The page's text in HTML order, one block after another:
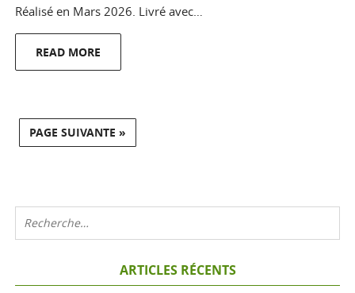
Réalisé en Mars 2026. Livré avec…
READ MORE
PAGE SUIVANTE »
ARTICLES RÉCENTS